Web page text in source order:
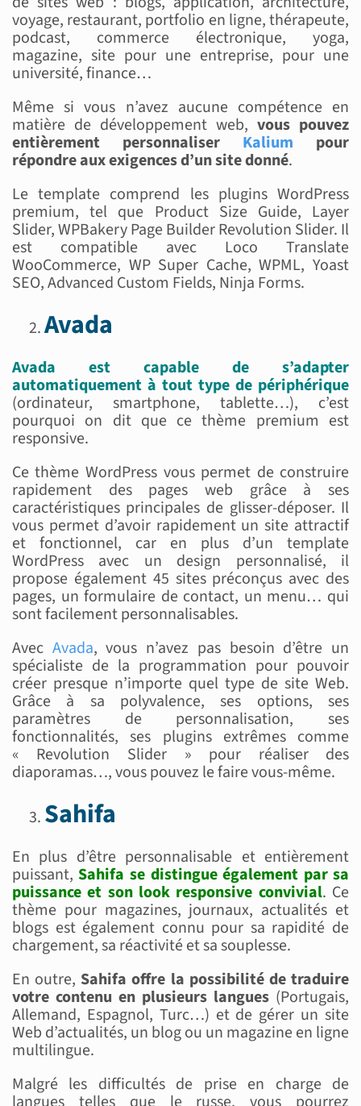
voyage, restaurant, portfolio en ligne, thérapeute,
podcast, commerce électronique, yoga,
magazine, site pour une entreprise, pour une
université, finance…
Même si vous n’avez aucune compétence en
matière de développement web,vous pouvez
entièrement personnaliser Kalium pour
répondre aux exigences d’un site donné.
Le template comprend les plugins WordPress
premium, tel que Product Size Guide, Layer
Slider, WPBakery Page Builder Revolution Slider. Il
est compatible avec Loco Translate
WooCommerce, WP Super Cache, WPML, Yoast
SEO, Advanced Custom Fields, Ninja Forms.
Avada
Avada est capable de s’adapter
automatiquement à tout type de périphérique
(ordinateur, smartphone, tablette…), c’est
pourquoi on dit que ce thème premium est
responsive.
Ce thème WordPress vous permet de construire
rapidement des pages web grâce à ses
caractéristiques principales de glisser-déposer. Il
vous permet d’avoir rapidement un site attractif
et fonctionnel, car en plus d’un template
WordPress avec un design personnalisé, il
propose également 45 sites préconçus avec des
pages, un formulaire de contact, un menu… qui
sont facilement personnalisables.
Avec Avada, vous n’avez pas besoin d’être un
spécialiste de la programmation pour pouvoir
créer presque n’importe quel type de site Web.
Grâce à sa polyvalence, ses options, ses
paramètres de personnalisation, ses
fonctionnalités, ses plugins extrêmes comme
« Revolution Slider » pour réaliser des
diaporamas…, vous pouvez le faire vous-même.
Sahifa
En plus d’être personnalisable et entièrement
puissant, Sahifa se distingue également par sa
puissance et son look responsive convivial. Ce
thème pour magazines, journaux, actualités et
blogs est également connu pour sa rapidité de
chargement, sa réactivité et sa souplesse.
En outre, Sahifa offre la possibilité de traduire
votre contenu en plusieurs langues (Portugais,
Allemand, Espagnol, Turc…) et de gérer un site
Web d’actualités, un blog ou un magazine en ligne
multilingue.
Malgré les difficultés de prise en charge de